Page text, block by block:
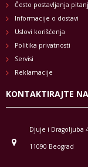
Često postavljanja
Informacije o dostavi
Uslovi korišćenja
Politika privatnosti
Servisi
Reklamacije
KONTAKTIRAJTE
Djuje i Dragoljuba
11090 Beograd